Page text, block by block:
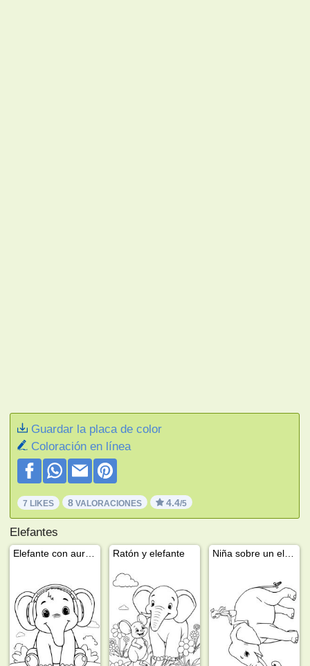
Guardar la placa de color
Coloración en línea
7 LIKES 8 VALORACIONES 4.4/5
Elefantes
Ratón y elefante